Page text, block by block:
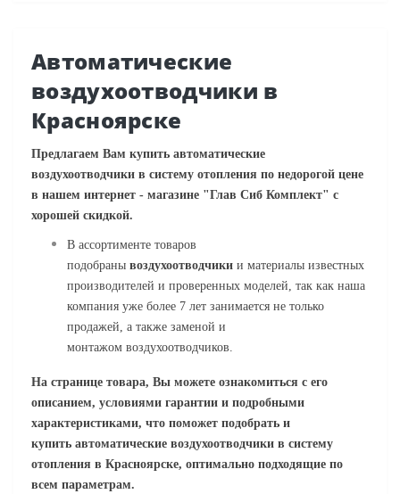
Автоматические
воздухоотводчики в
Красноярске
Предлагаем Вам купить автоматические
воздухоотводчики в систему отопления по недорогой цене
в нашем интернет - магазине "Глав Сиб Комплект" с
хорошей скидкой.
В ассортименте товаров
подобраны воздухоотводчики и материалы известных
производителей и проверенных моделей, так как наша
компания уже более 7 лет занимается не только
продажей, а также заменой и
монтажом воздухоотводчиков.
На странице товара, Вы можете ознакомиться с его
описанием, условиями гарантии и подробными
характеристиками, что поможет подобрать и
купить автоматические воздухоотводчики в систему
отопления в Красноярске, оптимально подходящие по
всем параметрам.